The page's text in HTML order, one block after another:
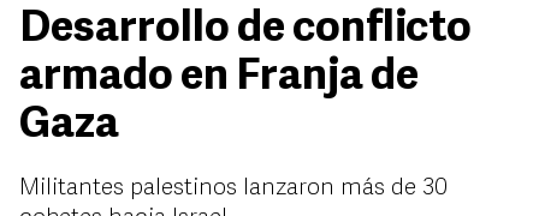
Desarrollo de conflicto
armado en Franja de
Gaza
Militantes palestinos lanzaron más de 30